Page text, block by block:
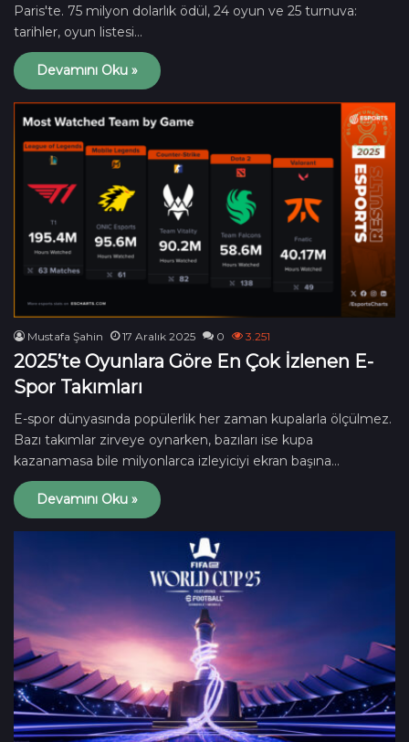
Paris'te. 75 milyon dolarlık ödül, 24 oyun ve 25 turnuva:
tarihler, oyun listesi…
Devamını Oku »
Mustafa Şahin 17 Aralık 2025 0 3.251
2025’te Oyunlara Göre En Çok İzlenen E-
Spor Takımları
E-spor dünyasında popülerlik her zaman kupalarla ölçülmez.
Bazı takımlar zirveye oynarken, bazıları ise kupa
kazanamasa bile milyonlarca izleyiciyi ekran başına…
Devamını Oku »